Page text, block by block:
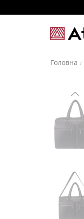
Головна /